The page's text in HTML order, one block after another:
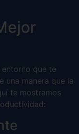
que te
una manera que la
te mostramos